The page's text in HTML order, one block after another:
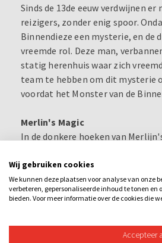
Sinds de 13de eeuw verdwijnen
reizigers, zonder enig spoor.
Binnendieze een mysterie, en de
vreemde rol. Deze man,
statig herenhuis waar zich
team te hebben om dit mysterie
voordat het Monster van de
Merlin's Magic
In de donkere hoeken van
toeval is Merlijn vast komen te
gevangen zit. Zijn trouwe
Gelukkig hebben de levende
avontuur.
Ontdek de ultieme sensatie die
Wij gebruiken cookies
We kunnen deze plaatsen voor analyse van onze
verbeteren, gepersonaliseerde inhoud te tonen en
bieden. Voor meer informatie over de cookies die
Accepteer